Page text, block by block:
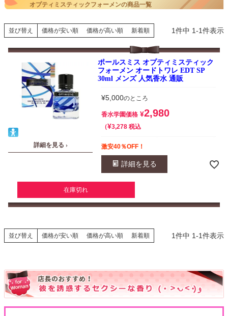
オプティミスティックフォーメンの商品一覧
並び替え 価格が安い順 価格が高い順 新着順 1件中 1-1件表示
詳細を見る ›
ポールスミス オプティミスティック
フォーメン オードトワレ EDT SP
30ml メンズ 人気香水 通販
¥5,000のところ
香水学園価格 ¥2,980
¥3,278 税込
激安40％OFF！
詳細を見る
在庫切れ
並び替え 価格が安い順 価格が高い順 新着順 1件中 1-1件表示